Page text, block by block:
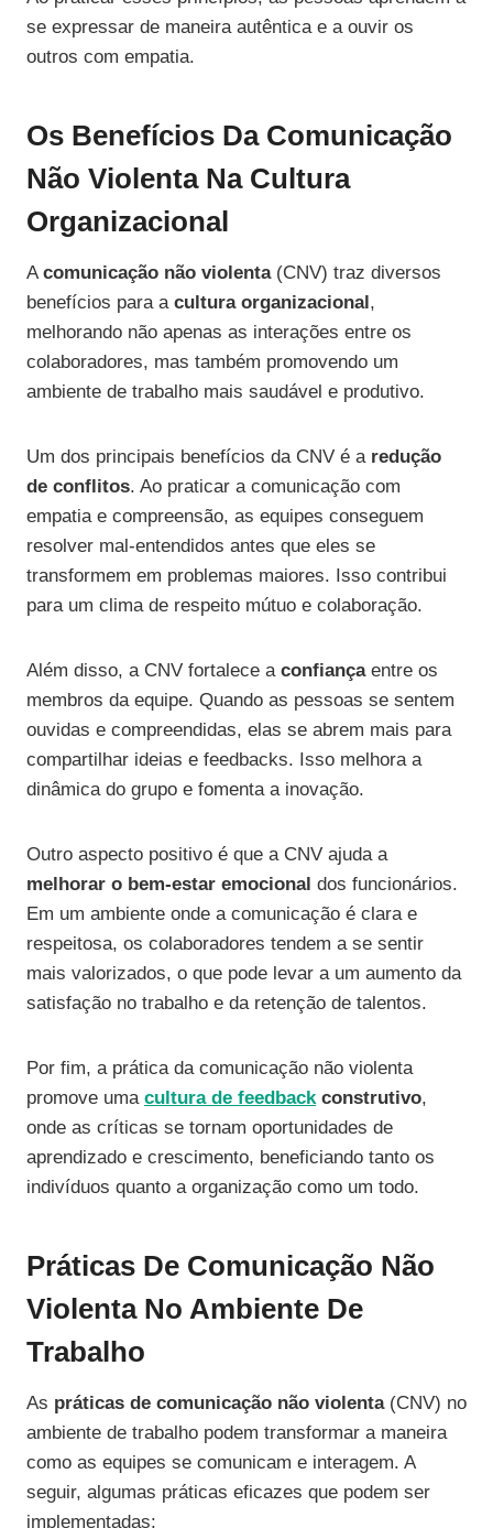
se expressar de maneira autêntica e a ouvir os
outros com empatia.
Os Benefícios Da Comunicação
Não Violenta Na Cultura
Organizacional
Acomunicação não violenta(CNV) traz diversos
benefícios para a cultura organizacional ,
melhorando não apenas as interações entre os
colaboradores, mas também promovendo um
ambiente de trabalho mais saudável e produtivo.
Um dos principais benefícios da CNV é a redução
de conflitos. Ao praticar a comunicação com
empatia e compreensão, as equipes conseguem
resolver mal-entendidos antes que eles se
transformem em problemas maiores. Isso contribui
para um clima de respeito mútuo e colaboração.
Além disso, a CNV fortalece a confiançaentre os
membros da equipe. Quando as pessoas se sentem
ouvidas e compreendidas, elas se abrem mais para
compartilhar ideias e feedbacks. Isso melhora a
dinâmica do grupo e fomenta a inovação.
Outro aspecto positivo é que a CNV ajuda a
melhorar o bem-estar emocional dos funcionários.
Em um ambiente onde a comunicação é clara e
respeitosa, os colaboradores tendem a se sentir
mais valorizados, o que pode levar a um aumento da
satisfação no trabalho e da retenção de talentos.
Por fim, a prática da comunicação não violenta
promove uma cultura de feedbackconstrutivo,
onde as críticas se tornam oportunidades de
aprendizado e crescimento, beneficiando tanto os
indivíduos quanto a organização como um todo.
Práticas De Comunicação Não
Violenta No Ambiente De
Trabalho
As práticas de comunicação não violenta(CNV) no
ambiente de trabalho podem transformar a maneira
como as equipes se comunicam e interagem. A
seguir, algumas práticas eficazes que podem ser
implementadas: